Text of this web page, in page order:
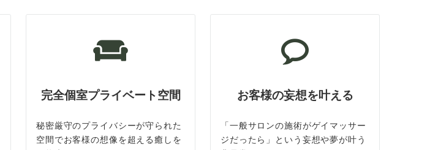
完全個室プライベート空間
秘密厳守のプライバシーが守られた
空間でお客様の想像を超える癒しを
お客様の妄想を叶える
「一般サロンの施術がゲイマッサー
ジだったら」という妄想や夢が叶う